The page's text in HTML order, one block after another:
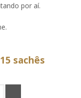
por aí.
15 sachês